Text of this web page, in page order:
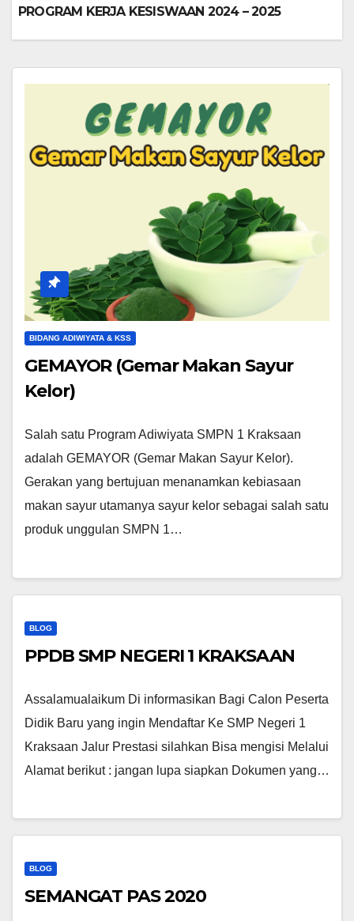
PROGRAM KERJA KESISWAAN 2024 – 2025
BIDANG ADIWIYATA & KSS
GEMAYOR (Gemar Makan Sayur
Kelor)
Salah satu Program Adiwiyata SMPN 1 Kraksaan
adalah GEMAYOR (Gemar Makan Sayur Kelor).
Gerakan yang bertujuan menanamkan kebiasaan
makan sayur utamanya sayur kelor sebagai salah satu
produk unggulan SMPN 1…
BLOG
PPDB SMP NEGERI 1 KRAKSAAN
Assalamualaikum Di informasikan Bagi Calon Peserta
Didik Baru yang ingin Mendaftar Ke SMP Negeri 1
Kraksaan Jalur Prestasi silahkan Bisa mengisi Melalui
Alamat berikut : jangan lupa siapkan Dokumen yang…
BLOG
SEMANGAT PAS 2020